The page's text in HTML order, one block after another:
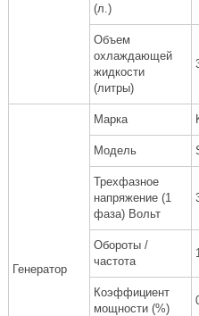
(л.)
Объем
охлаждающей
жидкости
(литры)
Генератор
Марка
Модель
Трехфазное
напряжение (1
фаза) Вольт
Обороты /
частота
Коэффициент
мощности (%)